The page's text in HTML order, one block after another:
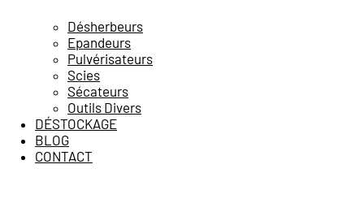
Désherbeurs
Epandeurs
Pulvérisateurs
Scies
Sécateurs
Outils Divers
DÉSTOCKAGE
BLOG
CONTACT